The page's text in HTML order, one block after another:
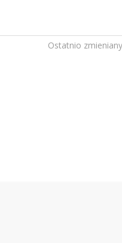
Ostatnio